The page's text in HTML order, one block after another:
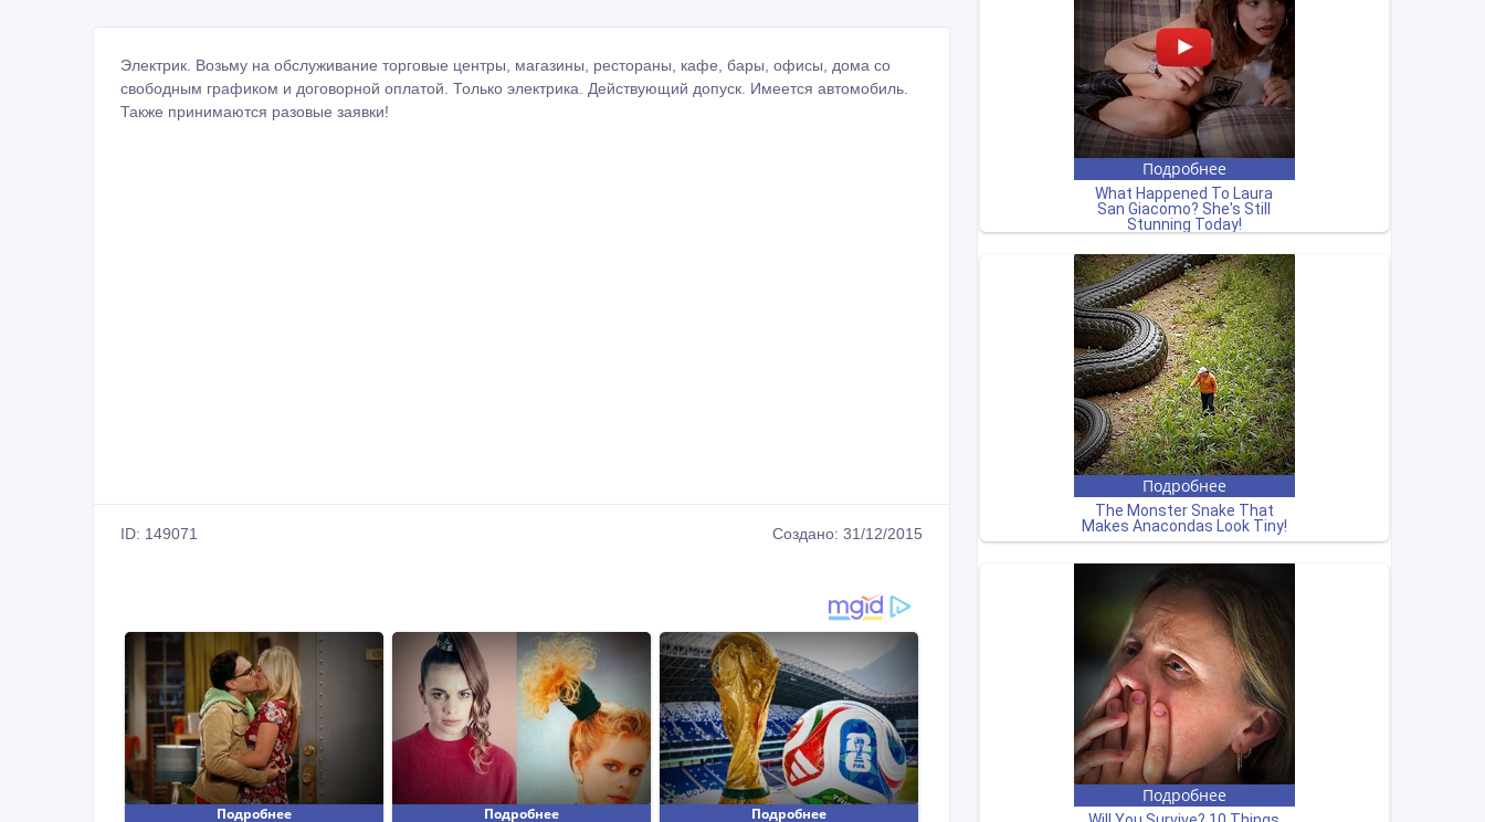
Электрик. Возьму на обслуживание торговые центры, магазины, рестораны, кафе, бары, офисы, дома со
свободным графиком и договорной оплатой. Только электрика. Действующий допуск. Имеется автомобиль.
Также принимаются разовые заявки!
ID: 149071 Создано: 31/12/2015